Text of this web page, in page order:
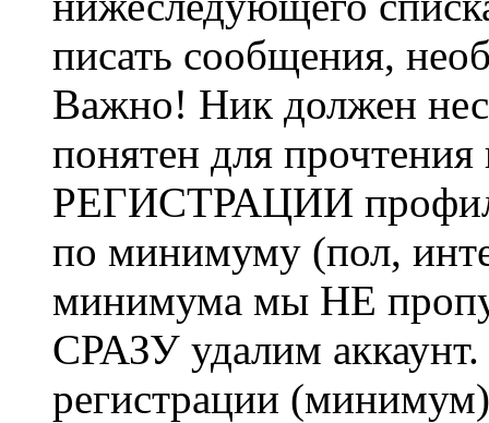
писать сообщения,
Важно! Ник должен
понятен для
РЕГИСТРАЦИИ профиль
по минимуму (пол,
минимума мы НЕ
СРАЗУ удалим
регистрации